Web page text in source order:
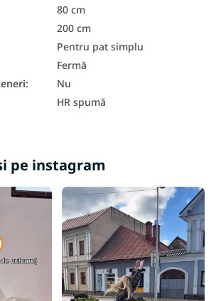
Saltele mici
pentru copii pe dimensiuni
Saltele antialergice
Saltele antibacteriene
Saltea cu 7 zone
Saltele cu arcuri 80x200
Saltea duritate H3
Saltea duritate H4
Saltele înalte 80x200
Saltea Aloe Vera 80x200
de încărcare a saltelei - 120 kg
80 cm
200 cm
Pentru pat simplu
Fermă
:
Nu
HR spumă
pe instagram